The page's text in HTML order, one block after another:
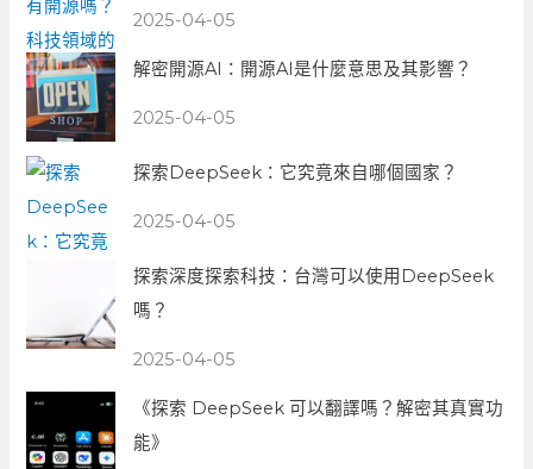
2025-04-05
解密開源AI：開源AI是什麼意思及其影響？
2025-04-05
探索DeepSeek：它究竟來自哪個國家？
2025-04-05
探索深度探索科技：台灣可以使用DeepSeek
嗎？
2025-04-05
《探索 DeepSeek 可以翻譯嗎？解密其真實功
能》